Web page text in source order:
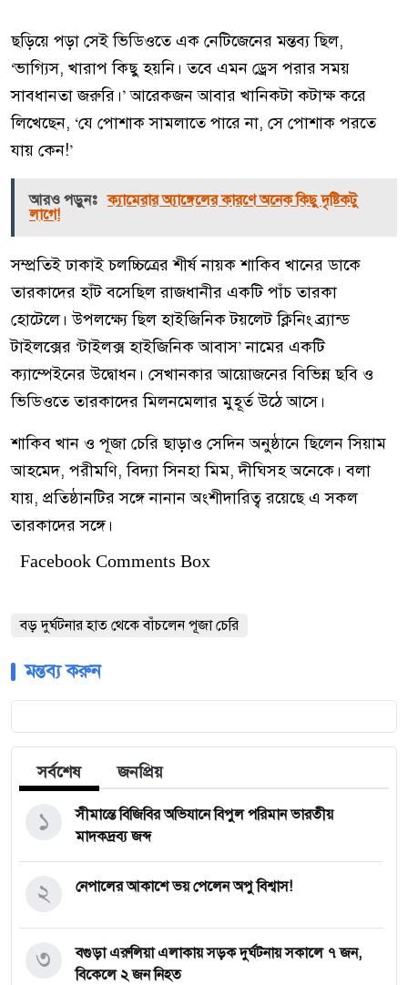
ছড়িয়ে পড়া সেই ভিডিওতে এক নেটিজেনের মন্তব্য ছিল,
‘ভাগ্যিস, খারাপ কিছু হয়নি। তবে এমন ড্রেস পরার সময়
সাবধানতা জরুরি।’ আরেকজন আবার খানিকটা কটাক্ষ করে
লিখেছেন, ‘যে পোশাক সামলাতে পারে না, সে পোশাক পরতে
যায় কেন!’
আরও পড়ুনঃ ক্যামেরার অ্যাঙ্গেলের কারণে অনেক কিছু দৃষ্টিকটু
লাগে!
সম্প্রতিই ঢাকাই চলচ্চিত্রের শীর্ষ নায়ক শাকিব খানের ডাকে
তারকাদের হাঁট বসেছিল রাজধানীর একটি পাঁচ তারকা
হোটেলে। উপলক্ষ্যে ছিল হাইজিনিক টয়লেট ক্লিনিং ব্র্যান্ড
টাইলক্সের ‘টাইলক্স হাইজিনিক আবাস’ নামের একটি
ক্যাম্পেইনের উদ্বোধন। সেখানকার আয়োজনের বিভিন্ন ছবি ও
ভিডিওতে তারকাদের মিলনমেলার মুহূর্ত উঠে আসে।
শাকিব খান ও পূজা চেরি ছাড়াও সেদিন অনুষ্ঠানে ছিলেন সিয়াম
আহমেদ, পরীমণি, বিদ্যা সিনহা মিম, দীঘিসহ অনেকে। বলা
যায়, প্রতিষ্ঠানটির সঙ্গে নানান অংশীদারিত্ব রয়েছে এ সকল
তারকাদের সঙ্গে।
Facebook Comments Box
বড় দুর্ঘটনার হাত থেকে বাঁচলেন পূজা চেরি
মন্তব্য করুন
সর্বশেষ জনপ্রিয়
সীমান্তে বিজিবির অভিযানে বিপুল পরিমান ভারতীয়
মাদকদ্রব্য জব্দ
১
নেপালের আকাশে ভয় পেলেন অপু বিশ্বাস!
২
বগুড়া এরুলিয়া এলাকায় সড়ক দুর্ঘট্নায় সকালে ৭ জন,
বিকেলে ২ জন নিহত
৩